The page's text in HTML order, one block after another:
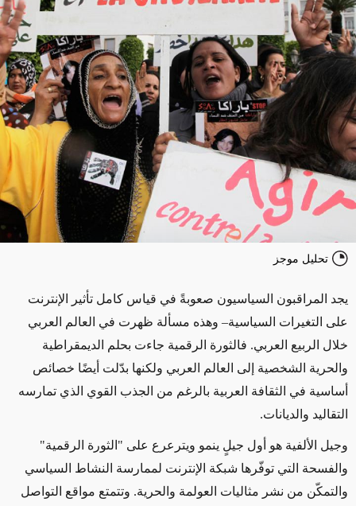
تحليل موجز
يجد المراقبون السياسيون صعوبةً في قياس كامل تأثير الإنترنت
على التغيرات السياسية– وهذه مسألة ظهرت في العالم العربي
خلال الربيع العربي. فالثورة الرقمية جاءت بحلم الديمقراطية
والحرية الشخصية إلى العالم العربي ولكنها بدّلت أيضًا خصائص
أساسية في الثقافة العربية بالرغم من الجذب القوي الذي تمارسه
التقاليد والديانات.
وجيل الألفية هو أول جيلٍ ينمو ويترعرع على "الثورة الرقمية"
والفسحة التي توفّرها شبكة الإنترنت لممارسة النشاط السياسي
والتمكّن من نشر مثاليات العولمة والحرية. وتتمتع مواقع التواصل